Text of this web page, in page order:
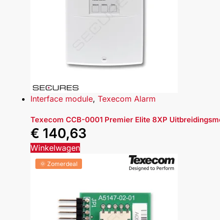
Interface module, Texecom Alarm
Texecom CCB-0001 Premier Elite 8XP
€ 140,63
Winkelwagen
🌞 Zomerdeal